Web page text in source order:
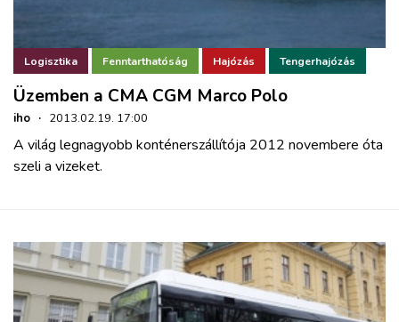
Logisztika Fenntarthatóság Hajózás Tengerhajózás
Üzemben a CMA CGM Marco Polo
iho · 2013.02.19. 17:00
A világ legnagyobb konténerszállítója 2012 novembere óta
szeli a vizeket.